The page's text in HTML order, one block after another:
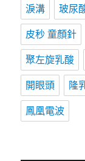
淚溝 玻尿
皮秒 童顏針
聚左旋乳酸
開眼頭 隆
鳳凰電波